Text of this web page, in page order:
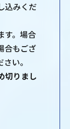
込みくだ
す。場合
合もござ
い。
切りまし